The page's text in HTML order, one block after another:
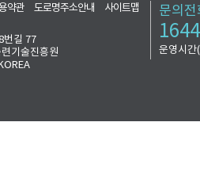
약관 도로명주소안내 사이트맵 문의
운영시
번길 77
기술진흥원